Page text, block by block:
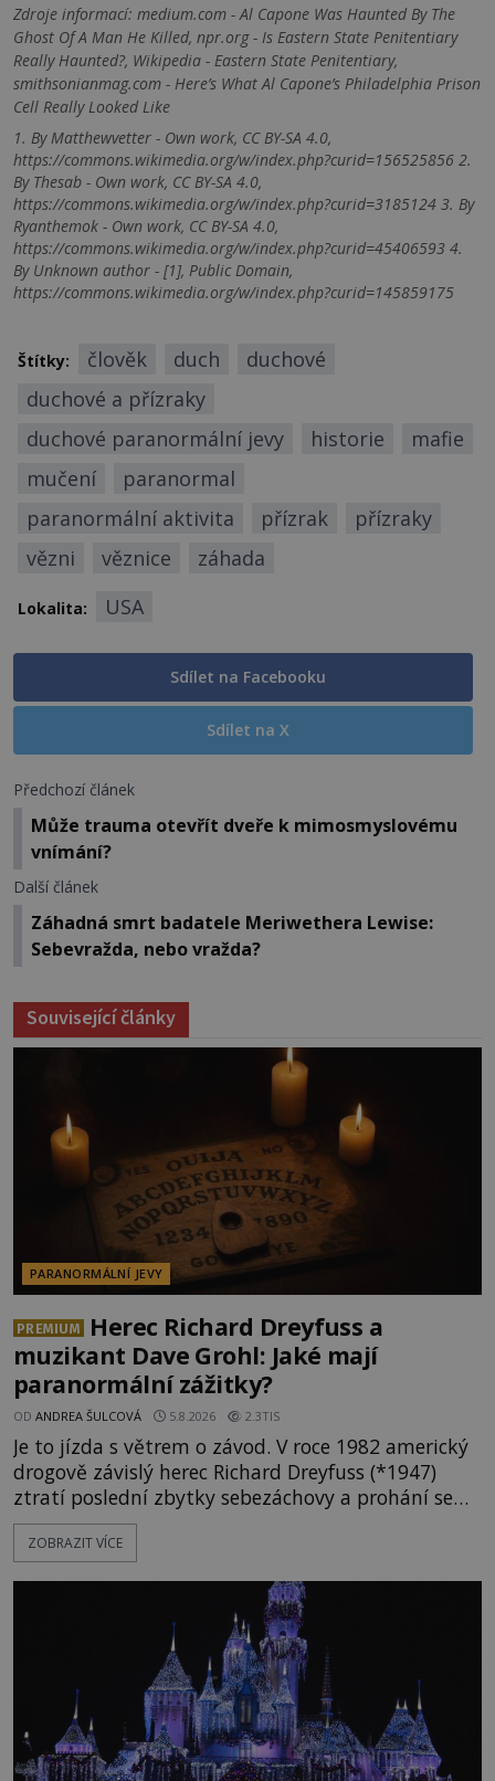
Zdroje informací: medium.com - Al Capone Was Haunted By The
Ghost Of A Man He Killed, npr.org - Is Eastern State Penitentiary
Really Haunted?, Wikipedia - Eastern State Penitentiary,
smithsonianmag.com - Here’s What Al Capone’s Philadelphia Prison
Cell Really Looked Like
1. By Matthewvetter - Own work, CC BY-SA 4.0,
https://commons.wikimedia.org/w/index.php?curid=156525856 2.
By Thesab - Own work, CC BY-SA 4.0,
https://commons.wikimedia.org/w/index.php?curid=3185124 3. By
Ryanthemok - Own work, CC BY-SA 4.0,
https://commons.wikimedia.org/w/index.php?curid=45406593 4.
By Unknown author - [1], Public Domain,
https://commons.wikimedia.org/w/index.php?curid=145859175
Štítky: člověk duch
duchové
duchové a přízraky
duchové paranormální jevy
historie
mafie
mučení
paranormal
paranormální aktivita
přízrak
přízraky
vězni
věznice záhada
Lokalita: USA
Sdílet na Facebooku
Sdílet na X
Předchozí článek
Může trauma otevřít dveře k mimosmyslovému
vnímání?
Další článek
Záhadná smrt badatele Meriwethera Lewise:
Sebevražda, nebo vražda?
Související články
PARANORMÁLNÍ JEVY
PREMIUM
Herec Richard Dreyfuss a
muzikant Dave Grohl: Jaké mají
paranormální zážitky?
OD ANDREA ŠULCOVÁ 5.8.2026 2.3TIS
Je to jízda s větrem o závod. V roce 1982 americký
drogově závislý herec Richard Dreyfuss (*1947)
ztratí poslední zbytky sebezáchovy a prohání se
po silnicích ve svém mercedesu jako utržený ze
řetězu. Vše vyvrcholí katastrofou, když to Dreyfuss
následně nalezne schovaný kokain. Tímto
momentem se slavnému
ZOBRAZIT VÍCE